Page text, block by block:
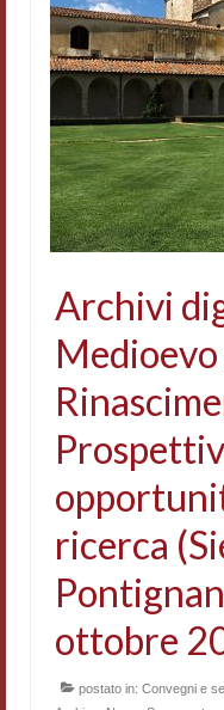
Poesia
Comitato
Norme etiche
Dépliant e
Contatti e
Progetti
Biblioteca
News
Tutte le news
News
Convegni e
Eventi
Digital
Archivi
Medioevo
ricerca
ottobre
postato in: Convegni e